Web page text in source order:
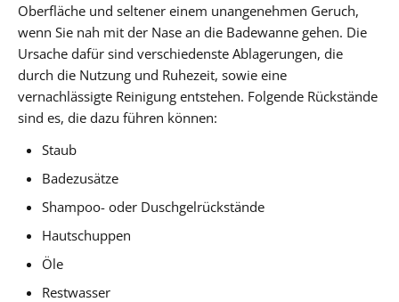
Oberfläche und seltener einem unangenehmen Geruch,
wenn Sie nah mit der Nase an die Badewanne gehen. Die
Ursache dafür sind verschiedenste Ablagerungen, die
durch die Nutzung und Ruhezeit, sowie eine
vernachlässigte Reinigung entstehen. Folgende Rückstände
sind es, die dazu führen können:
Staub
Badezusätze
Shampoo- oder Duschgelrückstände
Hautschuppen
Öle
Restwasser